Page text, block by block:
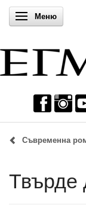
Включи
Меню
Съвременна
Твърде